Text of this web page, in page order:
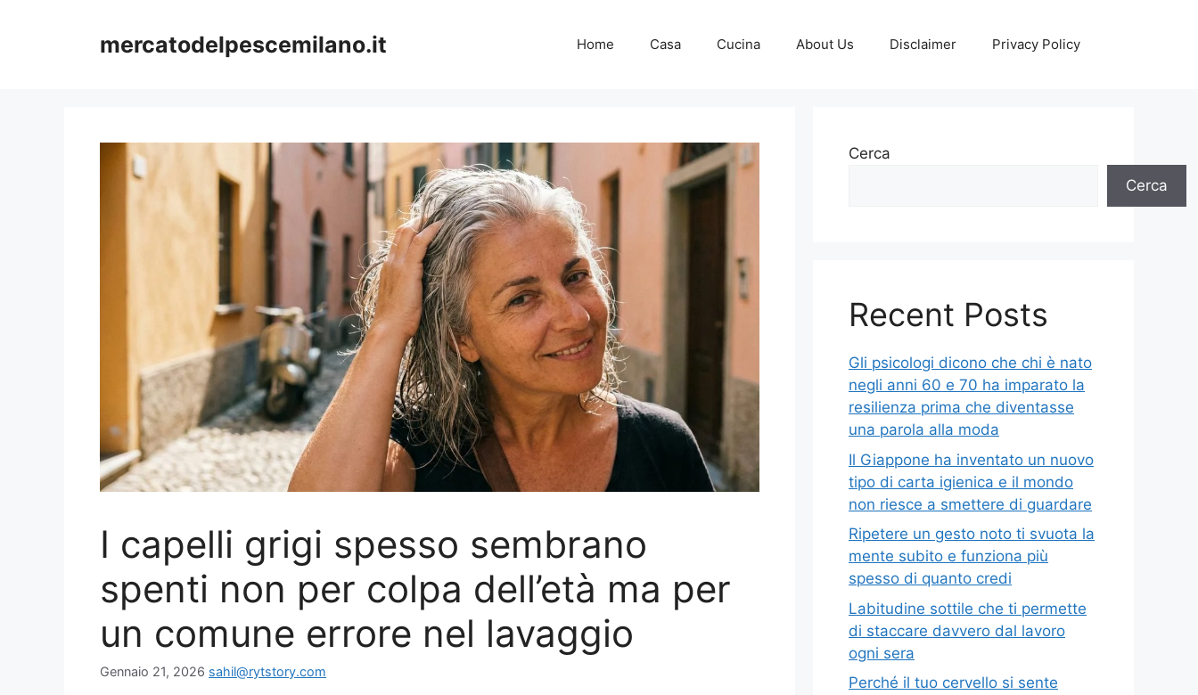
mercatodelpescemilano.it Home Casa Cucina About Us Disclaimer Privacy Policy
I capelli grigi spesso sembrano
spenti non per colpa dell’età ma per
un comune errore nel lavaggio
Gennaio 21, 2026 sahil@rytstory.com
Cerca
Cerca
Recent Posts
Gli psicologi dicono che chi è nato
negli anni 60 e 70 ha imparato la
resilienza prima che diventasse
una parola alla moda
Il Giappone ha inventato un nuovo
tipo di carta igienica e il mondo
non riesce a smettere di guardare
Ripetere un gesto noto ti svuota la
mente subito e funziona più
spesso di quanto credi
Labitudine sottile che ti permette
di staccare davvero dal lavoro
ogni sera
Perché il tuo cervello si sente